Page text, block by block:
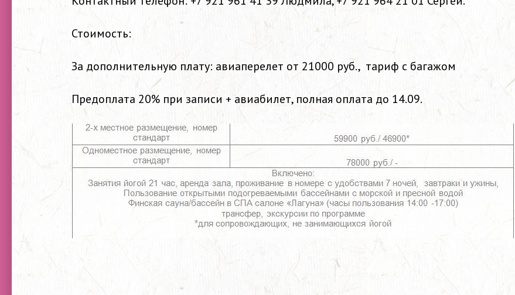
Стоимость:
За дополнительную плату: авиаперелет от 21000 руб., тариф с багажом
Предоплата 20% при записи + авиабилет, полная оплата до 14.09.